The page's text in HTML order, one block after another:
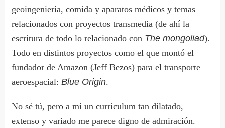
geoingeniería, comida y aparatos médicos y temas
relacionados con proyectos transmedia (de ahí la
escritura de todo lo relacionado con The mongoliad).
Todo en distintos proyectos como el que montó el
fundador de Amazon (Jeff Bezos) para el transporte
aeroespacial:Blue Origin.
No sé tú, pero a mí un curriculum tan dilatado,
extenso y variado me parece digno de admiración.